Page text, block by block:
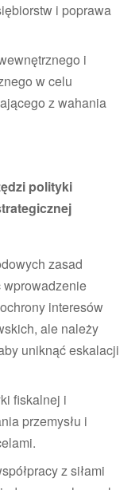
i poprawa
i
w celu
z wahania
polityki
zasad
interesów
ale należy
uniknąć eskalacji
fiskalnej i
przemysłu i
z siłami